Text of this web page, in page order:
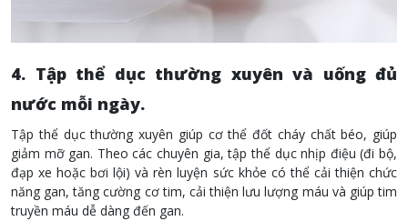
4. Tập thể dục thường xuyên và uống đủ
nước mỗi ngày.
Tập thể dục thường xuyên giúp cơ thể đốt cháy chất béo, giúp
giảm mỡ gan. Theo các chuyên gia, tập thể dục nhịp điệu (đi bộ,
đạp xe hoặc bơi lội) và rèn luyện sức khỏe có thể cải thiện chức
năng gan, tăng cường cơ tim, cải thiện lưu lượng máu và giúp tim
truyền máu dễ dàng đến gan.